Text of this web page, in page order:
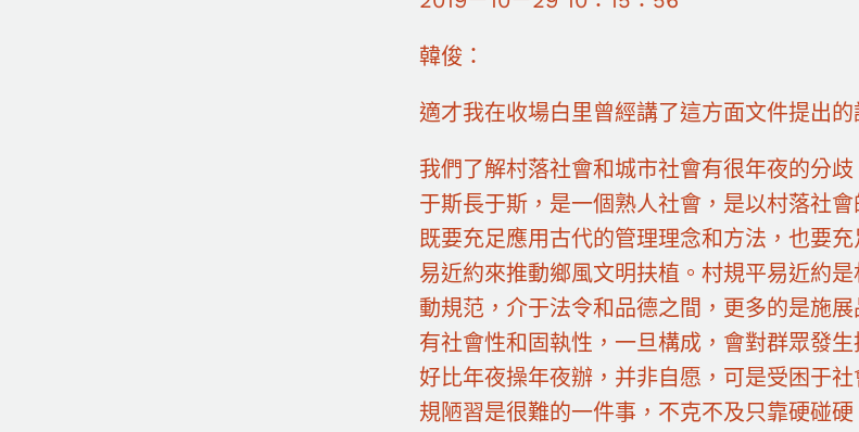
韓俊：
適才我在收場白里曾經講了這方面文件提出
我們了解村落社會和城市社會有很年夜的分
于斯長于斯，是一個熟人社會，是以村落社
既要充足應用古代的管理理念和方法，也要
易近約來推動鄉風文明扶植。村規平易近約
動規范，介于法令和品德之間，更多的是施
有社會性和固執性，一旦構成，會對群眾發
好比年夜操年夜辦，并非自愿，可是受困于
規陋習是很難的一件事，不克不及只靠硬碰